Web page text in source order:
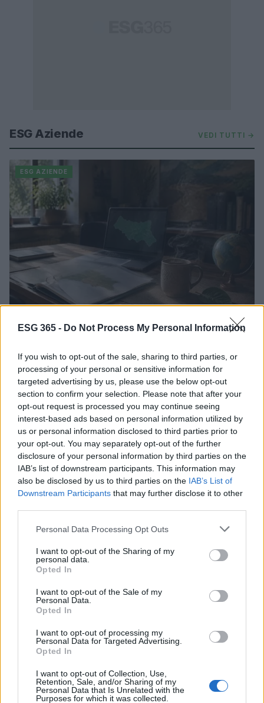
ESG 365 - Do Not Process My Personal Information
If you wish to opt-out of the sale, sharing to third parties, or
processing of your personal or sensitive information for
targeted advertising by us, please use the below opt-out
section to confirm your selection. Please note that after your
opt-out request is processed you may continue seeing
interest-based ads based on personal information utilized by
us or personal information disclosed to third parties prior to
your opt-out. You may separately opt-out of the further
disclosure of your personal information by third parties on the
IAB’s list of downstream participants. This information may
also be disclosed by us to third parties on the IAB’s List of
Downstream Participants that may further disclose it to other
Please note that this website/app uses one or more Google
not limited to your visit or usage behaviour. You may click to
grant or deny consent to Google and its third-party tags to
use your data for below specified purposes in below Google
consent section.
Personal Data Processing Opt Outs
I want to opt-out of the Sharing of my
personal data.
Opted In
I want to opt-out of the Sale of my
Personal Data.
Opted In
I want to opt-out of processing my
Personal Data for Targeted Advertising.
Opted In
I want to opt-out of Collection, Use,
Retention, Sale, and/or Sharing of my
Personal Data that Is Unrelated with the
Purposes for which it was collected.
ESG Aziende VEDI TUTTI →
ESG AZIENDE
lavoro, clima ed economia sociale
L'Emilia-Romagna presenta il suo nuovo Patto per il lavoro, il
clima e l'economia sociale, un piano ambizioso per affrontare
le sfide del…
Andrea Innocenti · 4 Ago 2026
ESG AZIENDE
Come leggere materialità, KPI ESG e
governance aziendale
Una guida operativa per leggere materialità, KPI ambientali e
sociali, governance e target di decarbonizzazione, con
esempi concreti e domande da porre…
Ilaria Galli · 4 Ago 2026
ESG AZIENDE